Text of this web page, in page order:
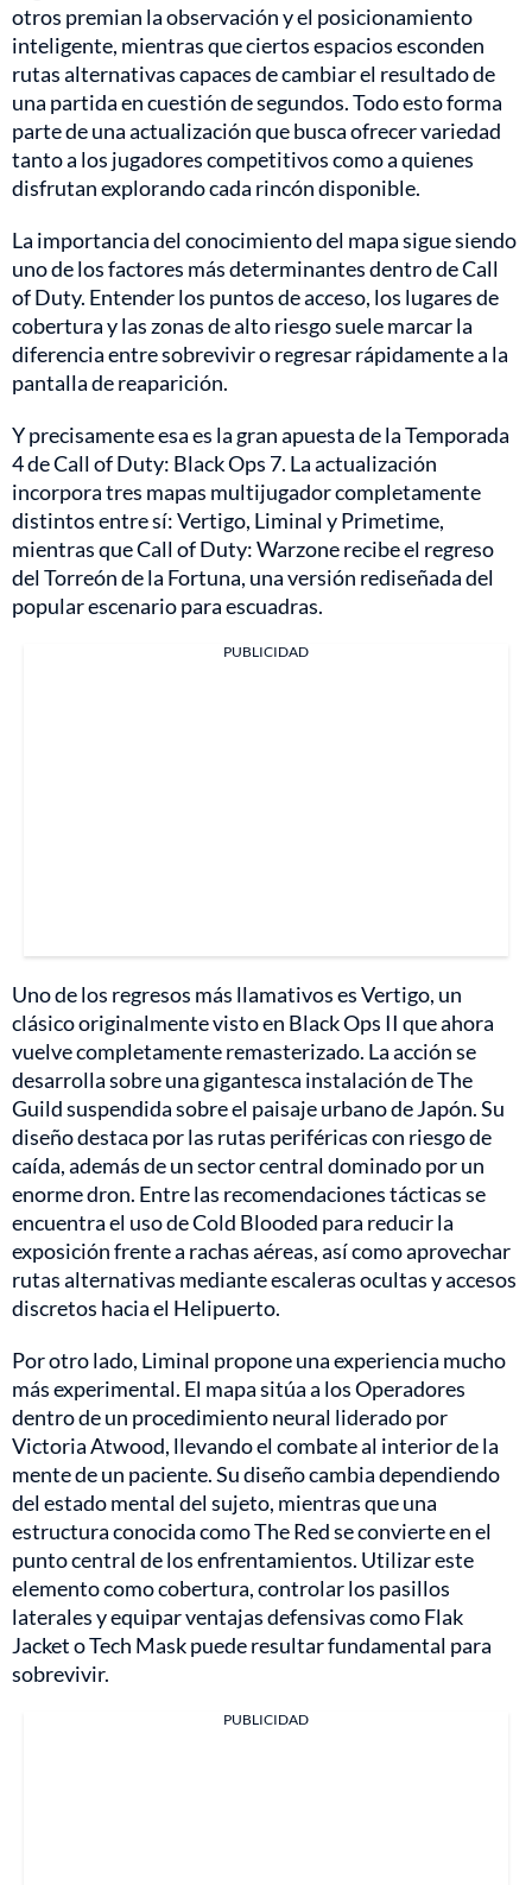
otros premian la observación y el posicionamiento
inteligente, mientras que ciertos espacios esconden
rutas alternativas capaces de cambiar el resultado de
una partida en cuestión de segundos. Todo esto forma
parte de una actualización que busca ofrecer variedad
tanto a los jugadores competitivos como a quienes
disfrutan explorando cada rincón disponible.
La importancia del conocimiento del mapa sigue siendo
uno de los factores más determinantes dentro de Call
of Duty. Entender los puntos de acceso, los lugares de
cobertura y las zonas de alto riesgo suele marcar la
diferencia entre sobrevivir o regresar rápidamente a la
pantalla de reaparición.
Y precisamente esa es la gran apuesta de la Temporada
4 de Call of Duty: Black Ops 7. La actualización
incorpora tres mapas multijugador completamente
distintos entre sí: Vertigo, Liminal y Primetime,
mientras que Call of Duty: Warzone recibe el regreso
del Torreón de la Fortuna, una versión rediseñada del
popular escenario para escuadras.
PUBLICIDAD
Uno de los regresos más llamativos es Vertigo, un
clásico originalmente visto en Black Ops II que ahora
vuelve completamente remasterizado. La acción se
desarrolla sobre una gigantesca instalación de The
Guild suspendida sobre el paisaje urbano de Japón. Su
diseño destaca por las rutas periféricas con riesgo de
caída, además de un sector central dominado por un
enorme dron. Entre las recomendaciones tácticas se
encuentra el uso de Cold Blooded para reducir la
exposición frente a rachas aéreas, así como aprovechar
rutas alternativas mediante escaleras ocultas y accesos
discretos hacia el Helipuerto.
Por otro lado, Liminal propone una experiencia mucho
más experimental. El mapa sitúa a los Operadores
dentro de un procedimiento neural liderado por
Victoria Atwood, llevando el combate al interior de la
mente de un paciente. Su diseño cambia dependiendo
del estado mental del sujeto, mientras que una
estructura conocida como The Red se convierte en el
punto central de los enfrentamientos. Utilizar este
elemento como cobertura, controlar los pasillos
laterales y equipar ventajas defensivas como Flak
Jacket o Tech Mask puede resultar fundamental para
sobrevivir.
PUBLICIDAD